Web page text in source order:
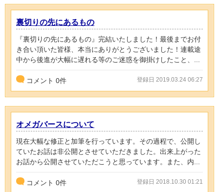
裏切りの先にあるもの
『裏切りの先にあるもの』完結いたしました！最後までお付
き合い頂いた皆様、本当にありがとうございました！連載途
中から後進が大幅に遅れる等のご迷惑を御掛けしたこと、...
コメント 0件 登録日 2019.03.24 06:27
オメガバースについて
現在大幅な修正と加筆を行っています。その過程で、公開し
ていたお話は非公開とさせていただきました。出来上がった
お話から公開させていただこうと思っています。また、内...
コメント 0件 登録日 2018.10.30 01:21